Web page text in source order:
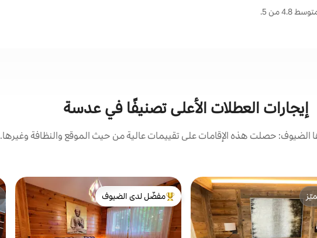
من 5.
إيجارات العطلات الأعلى تصنيفًا في عدسة
الضيوف: حصلت هذه الإقامات على تقييمات عالية من حيث الموقع والنظافة وغيرها.
من أبرز البيوت المفضّلة لدى الضيوف
مفضّل لدى الضيوف